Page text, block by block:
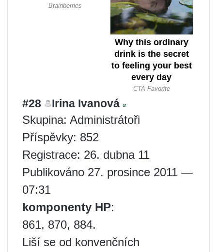
#28 Irina Ivanová
Skupina: Administrátoři
Příspěvky: 852
Registrace: 26. dubna 11
Publikováno 27. prosince 2011 —
07:31
komponenty HP:
861, 870, 884.
Liší se od konvenčních